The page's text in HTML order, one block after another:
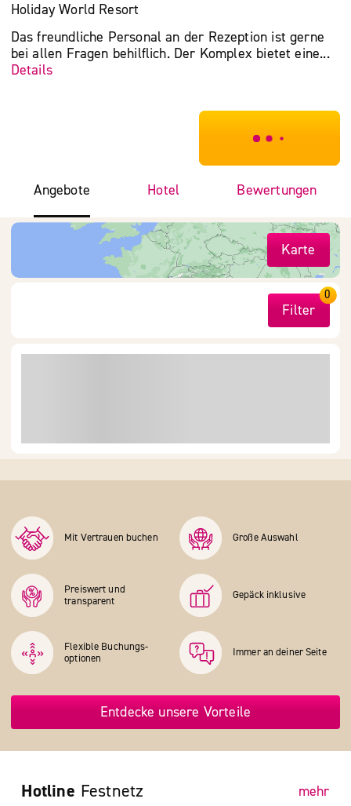
Holiday World Resort
Das freundliche Personal an der Rezeption ist gerne
bei allen Fragen behilflich. Der Komplex bietet eine...
Details
***************
Angebote Hotel Bewertungen
Karte
Filter
0
Mit Vertrauen buchen Große Auswahl
Preiswert und
transparent
Gepäck inklusive
Flexible Buchungs­
optionen
Immer an deiner Seite
Entdecke unsere Vorteile
Hotline Festnetz mehr